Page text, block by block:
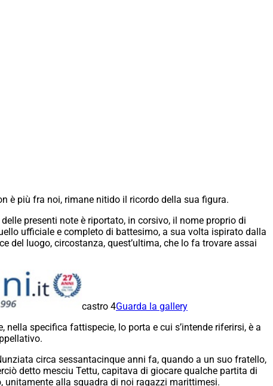
è più fra noi, rimane nitido il ricordo della sua figura.
presenti note è riportato, in corsivo, il nome proprio di
ufficiale e completo di battesimo, a sua volta ispirato dalla
del luogo, circostanza, quest’ultima, che lo fa trovare assai
castro 4Guarda la gallery
specifica fattispecie, lo porta e cui s’intende riferirsi, è a
circa sessantacinque anni fa, quando a un suo fratello,
detto mesciu Tettu, capitava di giocare qualche partita di
unitamente alla squadra di noi ragazzi marittimesi.